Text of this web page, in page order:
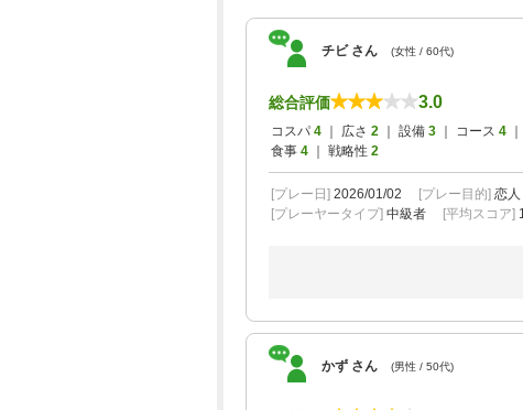
チビ さん (女性 / 60代)
総合評価 3.0
コスパ 4 ｜ 広さ 2 ｜ 設備 3 ｜ コース 4
食事 4 ｜ 戦略性 2
[プレー日] 2026/01/02 [プレー目的] 恋
[プレーヤータイプ] 中級者 [平均スコア]
かず さん (男性 / 50代)